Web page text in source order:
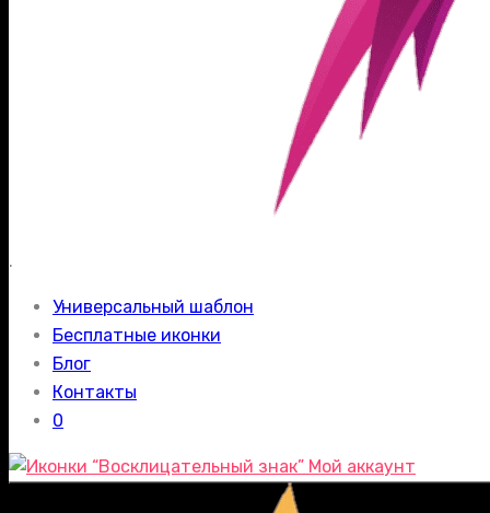
.
Универсальный шаблон
Бесплатные иконки
Блог
Контакты
0
Мой аккаунт